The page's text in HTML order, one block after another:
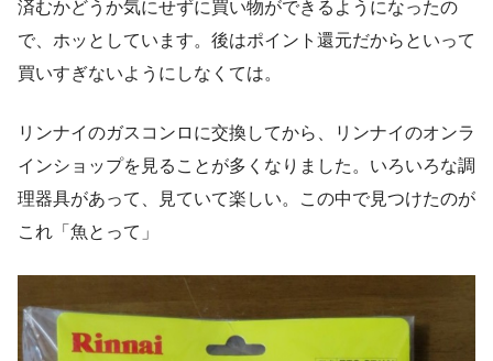
済むかどうか気にせずに買い物ができるようになったの
で、ホッとしています。後はポイント還元だからといって
買いすぎないようにしなくては。
リンナイのガスコンロに交換してから、リンナイのオンラ
インショップを見ることが多くなりました。いろいろな調
理器具があって、見ていて楽しい。この中で見つけたのが
これ「魚とって」